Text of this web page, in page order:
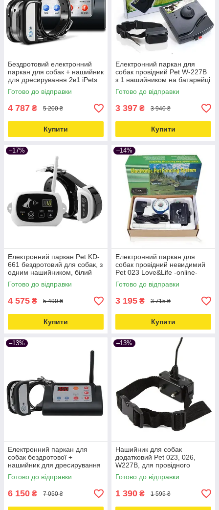
Бездротовий електронний
паркан для собак + нашийник
для дресирування 2в1 iPets
WDF-883-1, невидима
огорожа Love&Life
Готово до відправки
4 787 ₴ 5 200 ₴
Купити
Електронний паркан для
собак провідний Pet W-227B
з 1 нашийником на батарейці
Крона Love&Life -online-
multimarket-
Готово до відправки
3 397 ₴ 3 940 ₴
Купити
–17%
Електронний паркан Pet KD-
661 бездротовий для собак, з
одним нашийником, білий
Love&Life -online-multimarket-
Готово до відправки
4 575 ₴ 5 490 ₴
Купити
–14%
Електронний паркан для
собак провідний невидимий
Pet 023 Love&Life -online-
multimarket-
Готово до відправки
3 195 ₴ 3 715 ₴
Купити
–13%
Електронний паркан для
собак бездротової +
нашийник для дресирування
2в1 Petguider883-1 Love&Life
-online-multimarket-
Готово до відправки
6 150 ₴ 7 050 ₴
–13%
Нашийник для собак
додатковий Pet 023, 026,
W227B, для провідного
електронного паркану,
вологозахищений, на
Готово до відправки
1 390 ₴ 1 595 ₴